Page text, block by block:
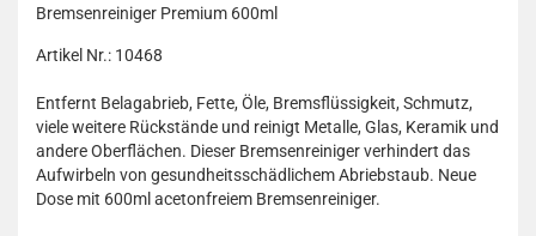
Bremsenreiniger Premium 600ml
Artikel Nr.: 10468
Entfernt Belagabrieb, Fette, Öle, Bremsflüssigkeit, Schmutz,
viele weitere Rückstände und reinigt Metalle, Glas, Keramik und
andere Oberflächen. Dieser Bremsenreiniger verhindert das
Aufwirbeln von gesundheitsschädlichem Abriebstaub. Neue
Dose mit 600ml acetonfreiem Bremsenreiniger.